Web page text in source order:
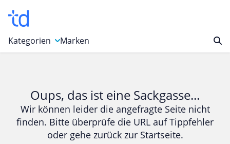
Kategorien
Bücher & Magazine
Computer & Elektronik
Entertainment & Media
Marken
Oups, das ist eine Sackgasse...
Wir können leider die angefragte Seite nicht
finden. Bitte überprüfe die URL auf Tippfehler
oder gehe zurück zur Startseite.